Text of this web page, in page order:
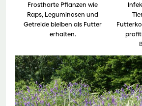
Frostharte Pflanzen wie
Raps, Leguminosen und
Getreide bleiben als Futter
erhalten.